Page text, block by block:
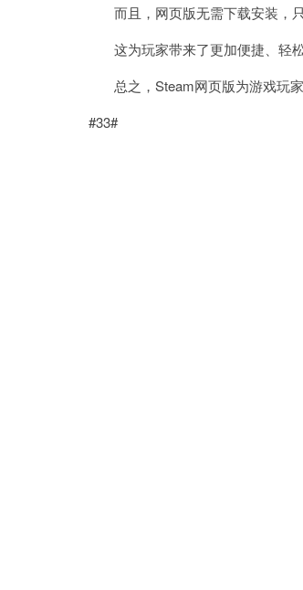
而且，网页版无需下载安装，只
这为玩家带来了更加便捷、轻松
总之，Steam网页版为游戏玩家
#33#